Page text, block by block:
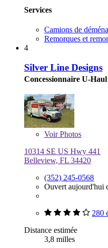
Services
Camions de
Remorques et
4
Silver Line Designs
Concessionnaire U-
VoirPhotos
10314 SE US Hwy 441
Belleview, FL 34420
(352) 245-0568
Ouvert aujourd'hui
280
Distance estimée
3,8 milles